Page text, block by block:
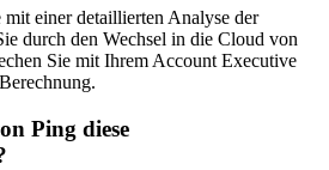
einer detaillierten Analyse der
durch den Wechsel in die Cloud von
Sie mit Ihrem Account Executive
Ping diese